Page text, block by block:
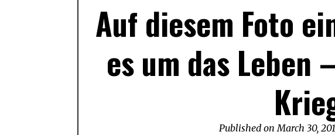
Auf diesem Foto
es um das Leben
Published on March 30,